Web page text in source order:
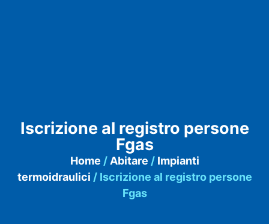
Iscrizione al registro persone
Fgas
Home / Abitare / Impianti
termoidraulici / Iscrizione al registro persone
Fgas